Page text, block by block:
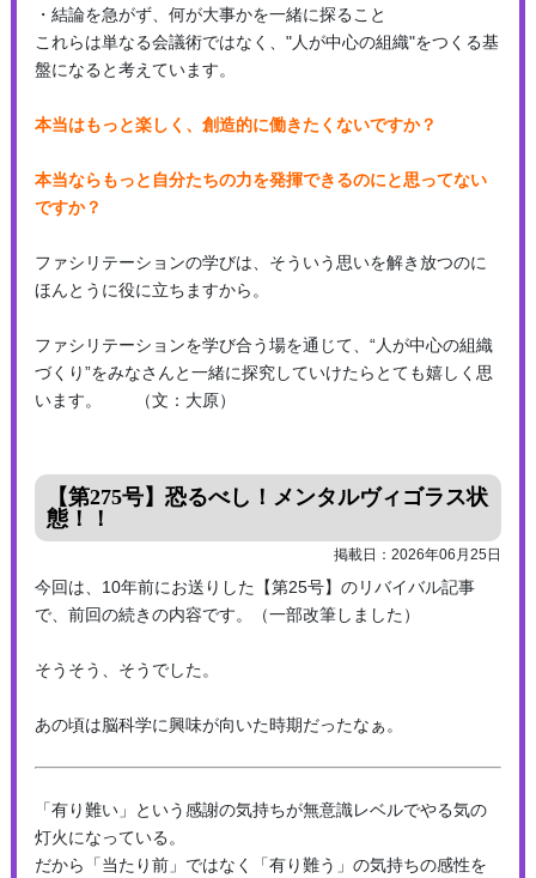
・結論を急がず、何が大事かを一緒に探ること
これらは単なる会議術ではなく、"人が中心の組織"をつくる基
盤になると考えています。
本当はもっと楽しく、創造的に働きたくないですか？
本当ならもっと自分たちの力を発揮できるのにと思ってない
ですか？
ファシリテーションの学びは、そういう思いを解き放つのに
ほんとうに役に立ちますから。
ファシリテーションを学び合う場を通じて、“人が中心の組織
づくり”をみなさんと一緒に探究していけたらとても嬉しく思
います。 （文：大原）
【第275号】恐るべし！メンタルヴィゴラス状
態！！
掲載日：2026年06月25日
今回は、10年前にお送りした【第25号】のリバイバル記事
で、前回の続きの内容です。（一部改筆しました）
そうそう、そうでした。
あの頃は脳科学に興味が向いた時期だったなぁ。
「有り難い」という感謝の気持ちが無意識レベルでやる気の
灯火になっている。
だから「当たり前」ではなく「有り難う」の気持ちの感性を